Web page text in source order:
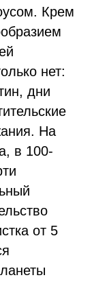
Крем
нет:
дни
На
в 100-
от 5